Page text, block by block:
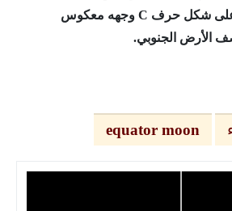
الشمالي بداية الشهر على شكل حرف C وجهه معكوس
الأرض الجنوبي.
equator moon